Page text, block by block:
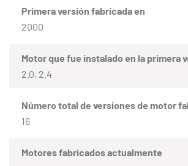
Primera versión fabricada en
2000
Motor que fue instalado en la primera
2.0, 2.4
Número total de versiones de motor
16
Motores fabricados actualmente